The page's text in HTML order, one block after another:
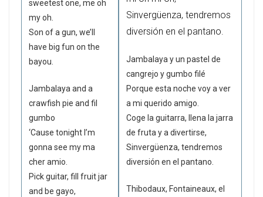
sweetest one, me oh
my oh.
Son of a gun, we’ll
have big fun on the
bayou.
Jambalaya and a
crawfish pie and fil
gumbo
‘Cause tonight I’m
gonna see my ma
cher amio.
Pick guitar, fill fruit jar
and be gayo,
Sinvergüenza, tendremos
diversión en el pantano.
Jambalaya y un pastel de
cangrejo y gumbo filé
Porque esta noche voy a ver
a mi querido amigo.
Coge la guitarra, llena la jarra
de fruta y a divertirse,
Sinvergüenza, tendremos
diversión en el pantano.
Thibodaux, Fontaineaux, el